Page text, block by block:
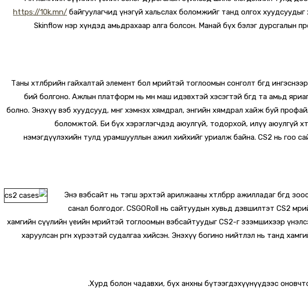
https://10k.mn/ байгуулагчид үнэгүй хальслах боломжийг танд олгох
Skinflow нэр хүндэд амьдрахаар алга болсон. Манай бүх бэлэг дурсгалын
Таны хөтөлбөрийн гайхалтай элемент бол мөрийтэй тоглоомын сонголт бөгөөд
бий болгоно. Ажлын платформ нь мөн маш идэвхтэй хэсэгтэй бөгөөд та амьд
болно. Энэхүү вэб хуудсууд, мөнгө хэмнэх хямдрал, энгийн хямдрал хайж буй
боломжтой. Би бүх хэрэглэгчдэд аюулгүй, тодорхой, илүү аюулгүй
нэмэгдүүлэхийн тулд урамшууллын ажил хийхийг уриалж байна. CS2 нь гоо
Энэ вэбсайт нь тэгш эрхтэй арилжааны хөтөлбөрөөр ажилладаг
санал болгодог. CSGORoll нь сайтуудын хувьд дэвшилтэт CS2
хамгийн сүүлийн үеийн мөрийтэй тоглоомын вэбсайтуудыг CS2-г эзэмшихээр
харуулсан өргөн хүрээтэй судалгаа хийсэн. Энэхүү богино нийтлэл нь танд
Хурд болон чадавхи, бүх анхны бүтээгдэхүүнүүдээс